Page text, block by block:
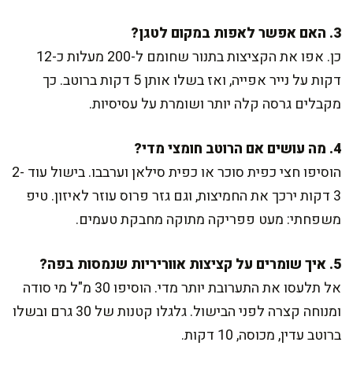
3. האם אפשר לאפות במקום לטגן?
כן. אפו את הקציצות בתנור שחומם ל-200 מעלות כ-12
דקות על נייר אפייה, ואז בשלו אותן 5 דקות ברוטב. כך
מקבלים גרסה קלה יותר ושומרת על עסיסיות.
4. מה עושים אם הרוטב חומצי מדי?
הוסיפו חצי כפית סוכר או כפית סילאן וערבבו. בישול עוד 2-
3 דקות ירכך את החמיצות, וגם גזר פרוס עוזר לאיזון. טיפ
משפחתי: מעט פפריקה מתוקה מחבקת טעמים.
5. איך שומרים על קציצות אווריריות שנמסות בפה?
אל תלעסו את התערובת יותר מדי. הוסיפו 30 מ"ל מי סודה
ומנוחה קצרה לפני הבישול. גלגלו קטנות של 30 גרם ובשלו
ברוטב עדין, מכוסה, 10 דקות.